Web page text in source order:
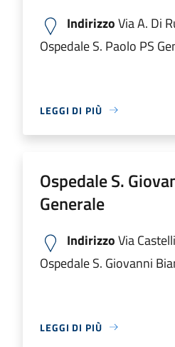
IndirizzoVia A. Di
Ospedale S. Paolo PS
LEGGI DI PIÙ
Ospedale S.
Generale
IndirizzoVia
Ospedale S. Giovanni
LEGGI DI PIÙ